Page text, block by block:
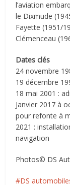
l’aviation
le Dixmude
Fayette (1951/
Clémenceau
Dates clés
24 novembre
19 décembre
18 mai 2001 :
Janvier 2017 à
pour refonte à
2021 :
navigation
Photos© DS
DS